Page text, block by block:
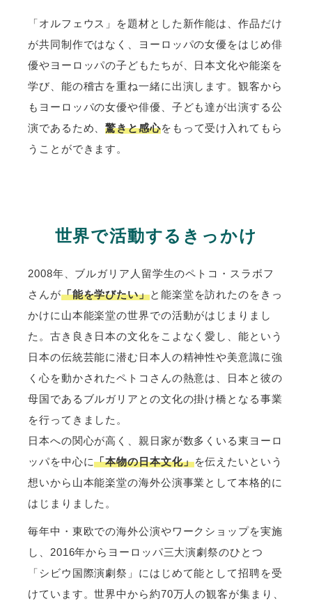
「オルフェウス」を題材とした新作能は、作品だけ
が共同制作ではなく、ヨーロッパの女優をはじめ俳
優やヨーロッパの子どもたちが、日本文化や能楽を
学び、能の稽古を重ね一緒に出演します。観客から
もヨーロッパの女優や俳優、子ども達が出演する公
演であるため、驚きと感心をもって受け入れてもら
うことができます。
世界で活動するきっかけ
2008年、ブルガリア人留学生のペトコ・スラボフ
さんが「能を学びたい」と能楽堂を訪れたのをきっ
かけに山本能楽堂の世界での活動がはじまりまし
た。古き良き日本の文化をこよなく愛し、能という
日本の伝統芸能に潜む日本人の精神性や美意識に強
く心を動かされたペトコさんの熱意は、日本と彼の
母国であるブルガリアとの文化の掛け橋となる事業
を行ってきました。
日本への関心が高く、親日家が数多くいる東ヨーロ
ッパを中心に「本物の日本文化」を伝えたいという
想いから山本能楽堂の海外公演事業として本格的に
はじまりました。
毎年中・東欧での海外公演やワークショップを実施
し、2016年からヨーロッパ三大演劇祭のひとつ
「シビウ国際演劇祭」にはじめて能として招聘を受
けています。世界中から約70万人の観客が集まり、